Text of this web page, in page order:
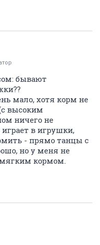
бывают
мало, хотя корм не
высоким
ничего не
в игрушки,
- прямо танцы с
но у меня не
кормом.